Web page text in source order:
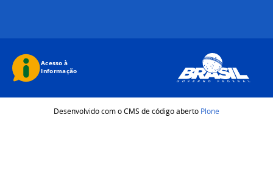
Desenvolvido com o CMS de código aberto Plone